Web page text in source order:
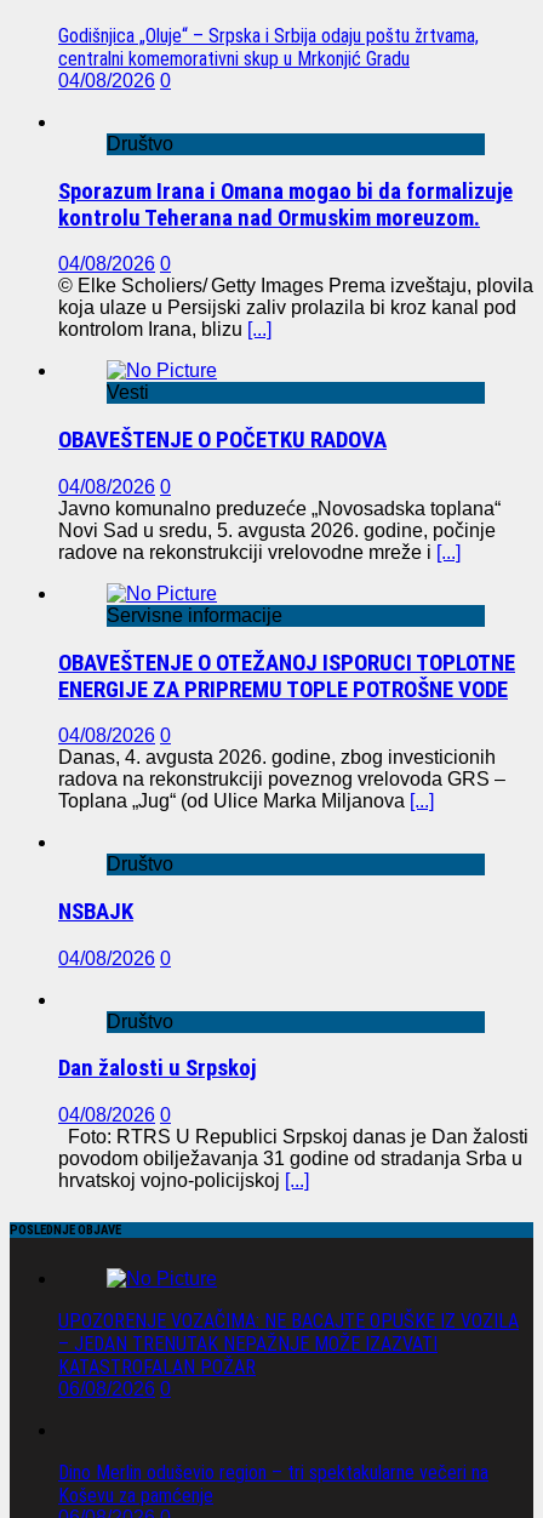
Godišnjica „Oluje“ – Srpska i Srbija odaju poštu žrtvama,
centralni komemorativni skup u Mrkonjić Gradu
04/08/2026 0
Društvo
Sporazum Irana i Omana mogao bi da formalizuje
kontrolu Teherana nad Ormuskim moreuzom.
04/08/2026 0
© Elke Scholiers/ Getty Images Prema izveštaju, plovila
koja ulaze u Persijski zaliv prolazila bi kroz kanal pod
kontrolom Irana, blizu [...]
Vesti
OBAVEŠTENJE O POČETKU RADOVA
04/08/2026 0
Javno komunalno preduzeće „Novosadska toplana“
Novi Sad u sredu, 5. avgusta 2026. godine, počinje
radove na rekonstrukciji vrelovodne mreže i [...]
Servisne informacije
OBAVEŠTENJE O OTEŽANOJ ISPORUCI TOPLOTNE
ENERGIJE ZA PRIPREMU TOPLE POTROŠNE VODE
04/08/2026 0
Danas, 4. avgusta 2026. godine, zbog investicionih
radova na rekonstrukciji poveznog vrelovoda GRS –
Toplana „Jug“ (od Ulice Marka Miljanova [...]
Društvo
NSBAJK
04/08/2026 0
Društvo
Dan žalosti u Srpskoj
04/08/2026 0
Foto: RTRS U Republici Srpskoj danas je Dan žalosti
povodom obilježavanja 31 godine od stradanja Srba u
hrvatskoj vojno-policijskoj [...]
POSLEDNJE OBJAVE
UPOZORENJE VOZAČIMA: NE BACAJTE OPUŠKE IZ VOZILA
– JEDAN TRENUTAK NEPAŽNJE MOŽE IZAZVATI
KATASTROFALAN POŽAR
06/08/2026 0
Dino Merlin oduševio region – tri spektakularne večeri na
Koševu za pamćenje